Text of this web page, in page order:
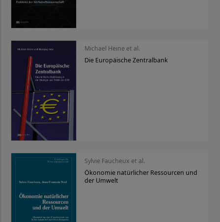
Michael Heine et al.
Die Europäische Zentralbank
Sylvie Faucheux et al.
Ökonomie natürlicher Ressourcen und
der Umwelt